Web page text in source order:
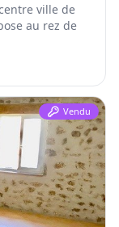
ville de
au rez de
Vendu